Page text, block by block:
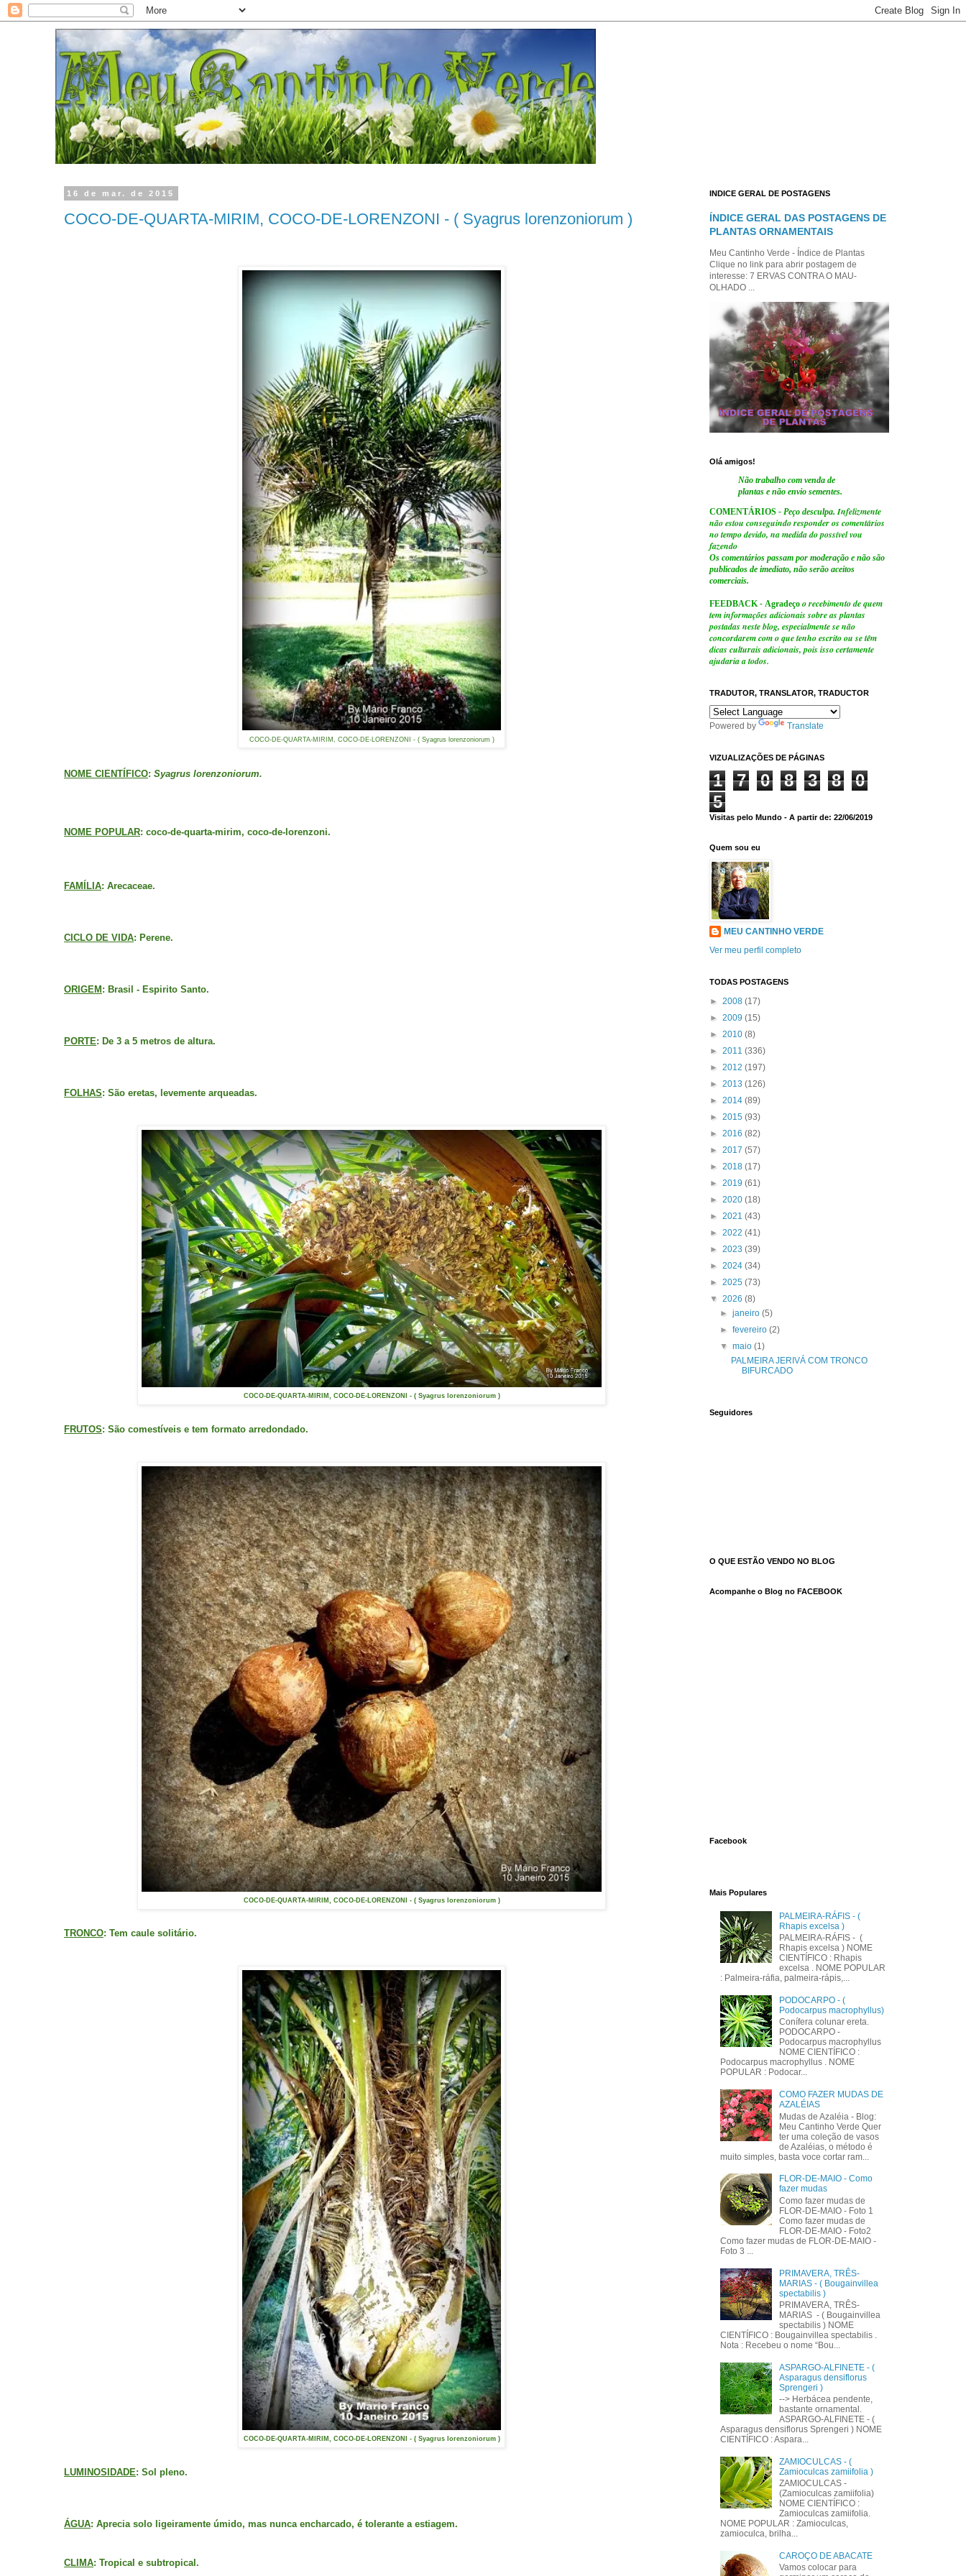
16 de mar. de 2015
COCO-DE-QUARTA-MIRIM, COCO-DE-LORENZONI - ( Syagrus lorenzoniorum )
COCO-DE-QUARTA-MIRIM, COCO-DE-LORENZONI - ( Syagrus lorenzoniorum )
NOME CIENTÍFICO: Syagrus lorenzoniorum.
NOME POPULAR: coco-de-quarta-mirim, coco-de-lorenzoni.
FAMÍLIA: Arecaceae.
CICLO DE VIDA: Perene.
ORIGEM : Brasil - Espirito Santo.
PORTE: De 3 a 5 metros de altura.
FOLHAS: São eretas, levemente arqueadas.
COCO-DE-QUARTA-MIRIM, COCO-DE-LORENZONI - ( Syagrus lorenzoniorum )
FRUTOS: São comestíveis e tem formato arredondado.
COCO-DE-QUARTA-MIRIM, COCO-DE-LORENZONI - ( Syagrus lorenzoniorum )
TRONCO: Tem caule solitário.
COCO-DE-QUARTA-MIRIM, COCO-DE-LORENZONI - ( Syagrus lorenzoniorum )
LUMINOSIDADE: Sol pleno.
ÁGUA: Aprecia solo ligeiramente úmido, mas nunca encharcado, é tolerante a estiagem.
CLIMA: Tropical e subtropical.
INDICE GERAL DE POSTAGENS
ÍNDICE GERAL DAS POSTAGENS DE
PLANTAS ORNAMENTAIS
Meu Cantinho Verde - Índice de Plantas
Clique no link para abrir postagem de
interesse: 7 ERVAS CONTRA O MAU-
OLHADO ...
Olá amigos!
Não trabalho com venda de
plantas e não envio sementes.
COMENTÁRIOS - Peço desculpa.Infelizmente
não estou conseguindo responder os comentários
no tempo devido, na medida do possível vou
fazendo
Os comentários passam por moderação e não são
publicados de imediato, não serão aceitos
comerciais.
FEEDBACK- Agradeço o recebimento de quem
tem informações adicionais sobre as plantas
postadas neste blog, especialmente se não
concordarem com o que tenho escrito ou se têm
dicas culturais adicionais, pois isso certamente
ajudaria a todos.
TRADUTOR, TRANSLATOR, TRADUCTOR
Powered by Translate
VIZUALIZAÇÕES DE PÁGINAS
1 7 0 8 3 8
0
5
Visitas pelo Mundo - A partir de: 22/06/2019
Quem sou eu
MEU CANTINHO VERDE
Ver meu perfil completo
TODAS POSTAGENS
► 2008 (17)
► 2009 (15)
► 2010 (8)
► 2011 (336)
► 2012 (197)
► 2013 (126)
► 2014 (89)
► 2015 (93)
► 2016 (82)
► 2017 (57)
► 2018 (17)
► 2019 (61)
► 2020 (18)
► 2021 (43)
► 2022 (41)
► 2023 (39)
► 2024 (34)
► 2025 (73)
▼ 2026 (8)
►janeiro(5)
►fevereiro(2)
▼maio(1)
PALMEIRA JERIVÁ COM TRONCO
BIFURCADO
Seguidores
O QUE ESTÃO VENDO NO BLOG
Acompanhe o Blog no FACEBOOK
Facebook
Mais Populares
PALMEIRA-RÁFIS - (
Rhapis excelsa )
PALMEIRA-RÁFIS - (
Rhapis excelsa ) NOME
CIENTÍFICO : Rhapis
excelsa . NOME POPULAR
: Palmeira-ráfia, palmeira-rápis,...
PODOCARPO - (
Podocarpus macrophyllus)
Conífera colunar ereta.
PODOCARPO -
Podocarpus macrophyllus
NOME CIENTÍFICO :
Podocarpus macrophyllus . NOME
POPULAR : Podocar...
COMO FAZER MUDAS DE
AZALÉIAS
Mudas de Azaléia - Blog:
Meu Cantinho Verde Quer
ter uma coleção de vasos
de Azaléias, o método é
muito simples, basta voce cortar ram...
FLOR-DE-MAIO - Como
fazer mudas
Como fazer mudas de
FLOR-DE-MAIO - Foto 1
Como fazer mudas de
FLOR-DE-MAIO - Foto2
Como fazer mudas de FLOR-DE-MAIO -
Foto 3 ...
PRIMAVERA, TRÊS-
MARIAS - ( Bougainvillea
spectabilis )
PRIMAVERA, TRÊS-
MARIAS - ( Bougainvillea
spectabilis ) NOME
CIENTÍFICO : Bougainvillea spectabilis .
Nota : Recebeu o nome “Bou...
ASPARGO-ALFINETE - (
Asparagus densiflorus
Sprengeri )
--> Herbácea pendente,
bastante ornamental.
ASPARGO-ALFINETE - (
Asparagus densiflorus Sprengeri ) NOME
CIENTÍFICO : Aspara...
ZAMIOCULCAS - (
Zamioculcas zamiifolia )
ZAMIOCULCAS -
(Zamioculcas zamiifolia)
NOME CIENTÍFICO :
Zamioculcas zamiifolia.
NOME POPULAR : Zamioculcas,
zamioculca, brilha...
CAROÇO DE ABACATE
Vamos colocar para